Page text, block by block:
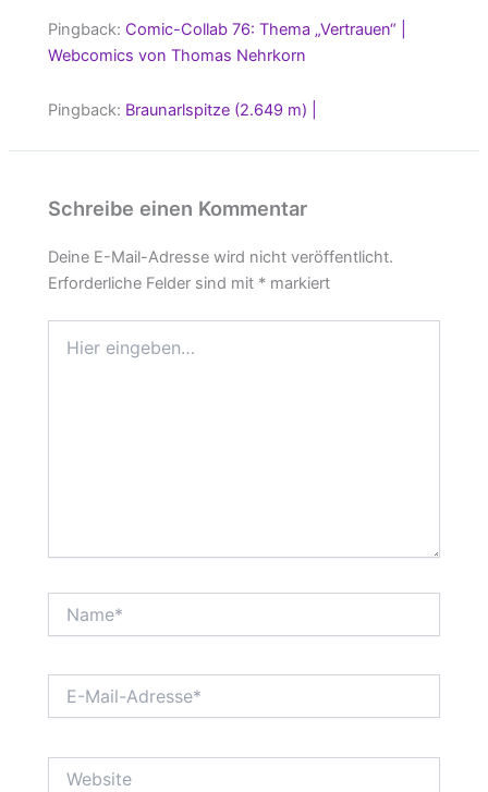
Pingback: Comic-Collab 76: Thema „Vertrauen“ |
Webcomics von Thomas Nehrkorn
Pingback: Braunarlspitze (2.649 m) |
Schreibe einen Kommentar
Deine E-Mail-Adresse wird nicht veröffentlicht.
Erforderliche Felder sind mit * markiert
eingeben…
Mail-